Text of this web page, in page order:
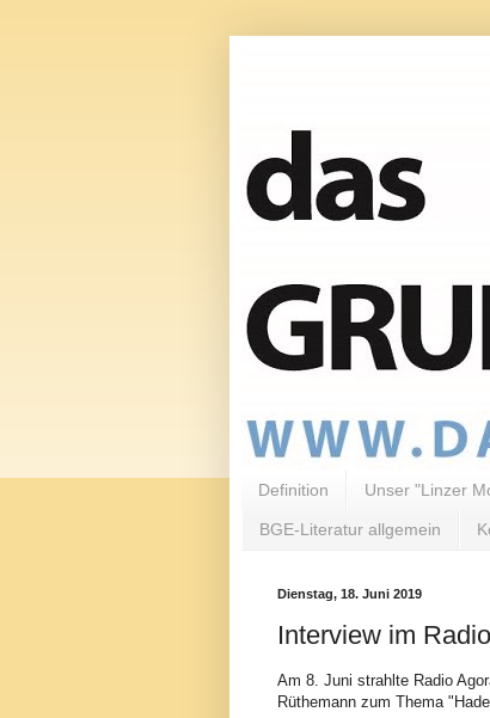
Definition Unser "Linzer
BGE-Literatur allgemein
Dienstag, 18. Juni 2019
Interview im
Am 8. Juni strahlte Radio
Rüthemann zum Thema